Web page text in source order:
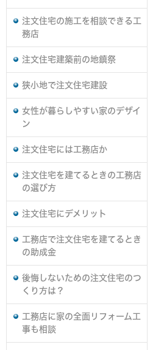
注文住宅の施工を相談できる工
務店
注文住宅建築前の地鎮祭
狭小地で注文住宅建設
女性が暮らしやすい家のデザイ
ン
注文住宅には工務店か
注文住宅を建てるときの工務店
の選び方
注文住宅にデメリット
工務店で注文住宅を建てるとき
の助成金
後悔しないための注文住宅のつ
くり方は？
工務店に家の全面リフォーム工
事も相談